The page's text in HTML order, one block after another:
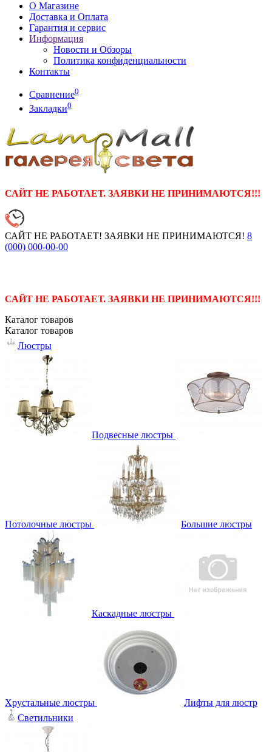
О Магазине
Доставка и Оплата
Гарантия и сервис
Информация
Новости и Обзоры
Политика конфиденциальности
Контакты
Сравнение0
Закладки0
САЙТ НЕ РАБОТАЕТ. ЗАЯВКИ НЕ ПРИНИМАЮТСЯ!!!
САЙТ НЕ РАБОТАЕТ! ЗАЯВКИ НЕ ПРИНИМАЮТСЯ! 8
(000) 000-00-00
САЙТ НЕ РАБОТАЕТ. ЗАЯВКИ НЕ ПРИНИМАЮТСЯ!!!
Каталог товаров
Каталог товаров
Люстры
Подвесные люстры
Потолочные люстры Большие люстры
Каскадные люстры
Хрустальные люстры
Лифты для люстр
Светильники